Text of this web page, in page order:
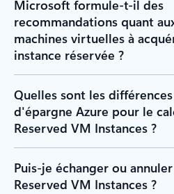
Microsoft formule-t-il des
recommandations quant
machines virtuelles à
instance réservée ?
Quelles sont les
d'épargne Azure pour le
Reserved VM Instances ?
Puis-je échanger ou
Reserved VM Instances ?